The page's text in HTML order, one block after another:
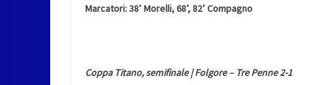
Marcatori: 38’ Morelli, 68’, 82’ Compagno
Coppa Titano, semifinale | Folgore – Tre Penne 2-1